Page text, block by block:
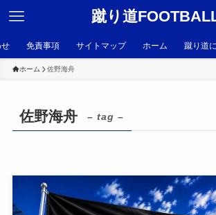
蹴り道
免責事項 サイトマップ ホーム 蹴り道
ホーム 佐野海舟
佐野海舟 – tag –